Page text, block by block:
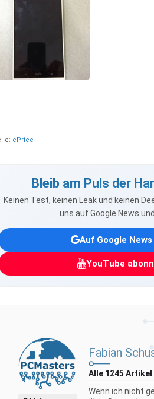
ePrice
Bleib am Puls der
Keinen Test, keinen Leak und keinen
uns auf Google News
Auf Google
YouTube
Fabian
Alle 1245 Artikel
Wenn ich nicht